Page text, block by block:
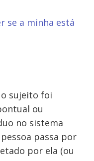
se a minha está
sujeito foi
ou
no sistema
passa por
por ela (ou